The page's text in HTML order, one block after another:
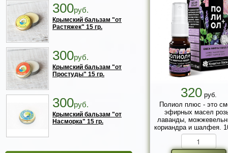
300руб.
Крымский бальзам "от
Растяжек" 15 гр.
300руб.
Крымский бальзам "от
Простуды" 15 гр.
300руб.
Крымский бальзам "от
Насморка" 15 гр.
320руб.
Полиол плюс - это
эфирных масел
лаванды,
кориандра и шалфея.